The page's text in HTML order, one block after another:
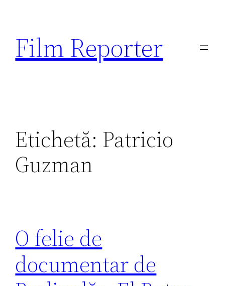
conținut
Film Reporter
Etichetă: Patricio
Guzman
O felie de
documentar de